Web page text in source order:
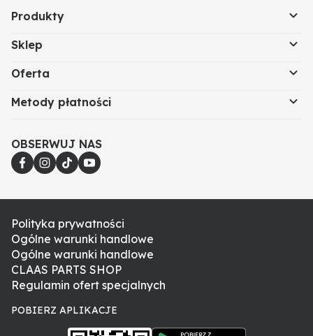
Produkty
Sklep
Oferta
Metody płatności
OBSERWUJ NAS
Polityka prywatności
Ogólne warunki handlowe
Ogólne warunki handlowe
CLAAS PARTS SHOP
Regulamin ofert specjalnych
POBIERZ APLIKACJE